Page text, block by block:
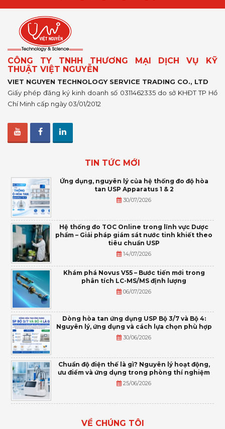
CÔNG TY TNHH THƯƠNG MẠI DỊCH VỤ KỸ
THUẬT VIỆT NGUYỄN
VIET NGUYEN TECHNOLOGY SERVICE TRADING CO., LTD
Giấy phép đăng ký kinh doanh số 0311462335 do sở KHĐT TP Hồ
Chí Minh cấp ngày 03/01/2012
TIN TỨC MỚI
Ứng dụng, nguyên lý của hệ thống đo độ hòa
tan USP Apparatus 1 & 2
30/07/2026
Hệ thống đo TOC Online trong lĩnh vực Dược
phẩm – Giải pháp giám sát nước tinh khiết theo
tiêu chuẩn USP
14/07/2026
Khám phá Novus V55 – Bước tiến mới trong
phân tích LC-MS/MS định lượng
06/07/2026
Dòng hòa tan ứng dụng USP Bộ 3/7 và Bộ 4:
Nguyên lý, ứng dụng và cách lựa chọn phù hợp
30/06/2026
Chuẩn độ điện thế là gì? Nguyên lý hoạt động,
ưu điểm và ứng dụng trong phòng thí nghiệm
25/06/2026
VỀ CHÚNG TÔI